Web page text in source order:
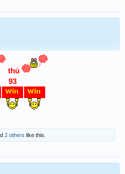
thủ
93
2 others like this.